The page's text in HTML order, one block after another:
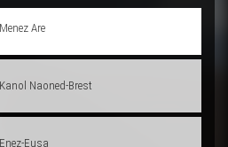
Are
Naoned-Brest
Eusa